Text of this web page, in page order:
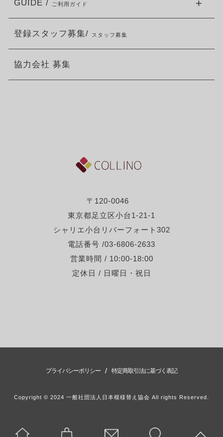
〒120-0046
東京都足立区小台1-21-1
シャリエ小台リバーフォート302
電話番号 /03-6806-2633
営業時間 / 10:00-18:00
定休日 / 日曜日・祝日
GUIDE / ご利用ガイド
登録スタッフ募集/ スタッフ募集
協力会社 募集
プライバシーポリシー / 特定商取引法に基づく表記
Copyright © 2024 一般社団法人日本模様替え協会 All rights Reserved.